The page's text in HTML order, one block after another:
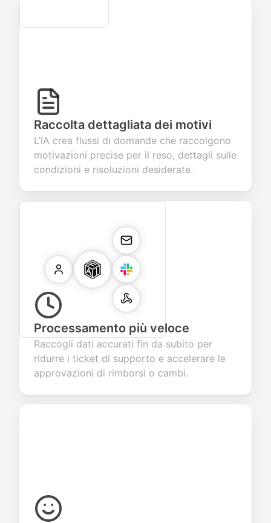
Secure
Raccolta dettagliata dei motivi
L’IA crea flussi di domande che raccolgono
motivazioni precise per il reso, dettagli sulle
condizioni e risoluzioni desiderate.
Processamento più veloce
Raccogli dati accurati fin da subito per
ridurre i ticket di supporto e accelerare le
approvazioni di rimborsi o cambi.